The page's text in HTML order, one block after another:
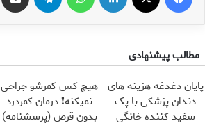
مطالب پیشنهادی
پایان دغدغه هزینه های
دندان پزشکی با پک
سفید کننده خانگی
هیچ کس کمرشو جراحی
نمیکنه❗ درمان کمردرد
بدون قرص (پرسشنامه)